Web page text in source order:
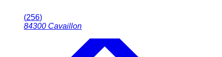
(256)
84300 Cavaillon